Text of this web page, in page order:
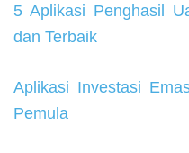
5 Aplikasi Penghasil
dan Terbaik
Aplikasi Investasi
Pemula